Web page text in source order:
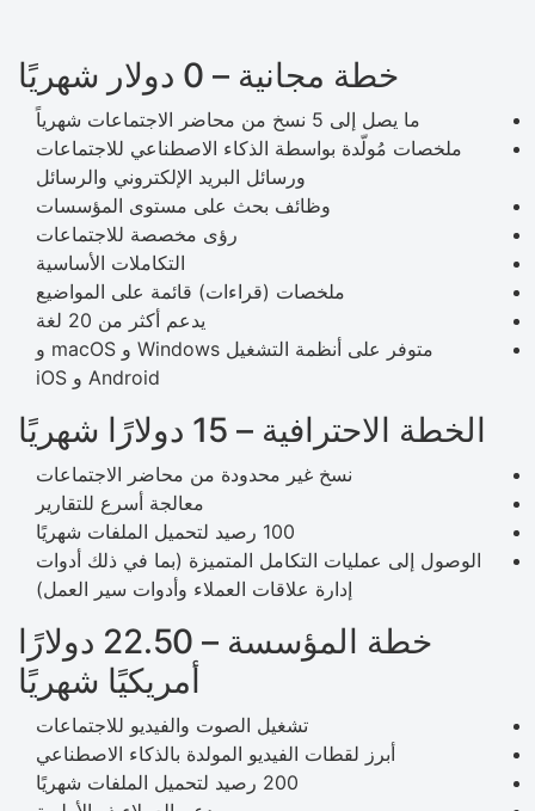
خطة مجانية – 0 دولار شهريًا
ما يصل إلى 5 نسخ من محاضر الاجتماعات شهرياً
ملخصات مُولّدة بواسطة الذكاء الاصطناعي للاجتماعات
ورسائل البريد الإلكتروني والرسائل
وظائف بحث على مستوى المؤسسات
رؤى مخصصة للاجتماعات
التكاملات الأساسية
ملخصات (قراءات) قائمة على المواضيع
يدعم أكثر من 20 لغة
متوفر على أنظمة التشغيل Windows و macOS و
Android و iOS
الخطة الاحترافية – 15 دولارًا شهريًا
نسخ غير محدودة من محاضر الاجتماعات
معالجة أسرع للتقارير
100 رصيد لتحميل الملفات شهريًا
الوصول إلى عمليات التكامل المتميزة (بما في ذلك أدوات
إدارة علاقات العملاء وأدوات سير العمل)
خطة المؤسسة – 22.50 دولارًا
أمريكيًا شهريًا
تشغيل الصوت والفيديو للاجتماعات
أبرز لقطات الفيديو المولدة بالذكاء الاصطناعي
200 رصيد لتحميل الملفات شهريًا